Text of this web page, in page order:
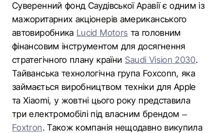
Суверенний фонд Саудівської Аравії є одним із
мажоритарних акціонерів американського
автовиробника Lucid Motors та головним
фінансовим інструментом для досягнення
стратегічного плану країни Saudi Vision 2030.
Тайванська технологічна група Foxconn, яка
займається виробництвом техніки для Apple
та Xiaomi, у жовтні цього року представила
три електромобілі під власним брендом –
Foxtron. Також компанія нещодавно викупила